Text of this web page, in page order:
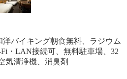
洋バイキング朝食無料、ラジウム
・LAN接続可、無料駐車場、32
気清浄機、消臭剤